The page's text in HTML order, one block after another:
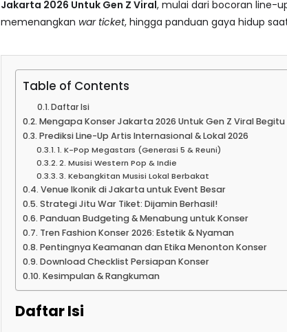
Jakarta 2026 Untuk Gen Z Viral, mulai dari bocoran line-
memenangkan war ticket, hingga panduan gaya hidup
Table of Contents
Daftar Isi
Mengapa Konser Jakarta 2026 Untuk Gen Z Viral
Prediksi Line-Up Artis Internasional & Lokal 2026
1. K-Pop Megastars (Generasi 5 & Reuni)
2. Musisi Western Pop & Indie
3. Kebangkitan Musisi Lokal Berbakat
Venue Ikonik di Jakarta untuk Event Besar
Strategi Jitu War Tiket: Dijamin Berhasil!
Panduan Budgeting & Menabung untuk Konser
Tren Fashion Konser 2026: Estetik & Nyaman
Pentingnya Keamanan dan Etika Menonton Konser
Download Checklist Persiapan Konser
Kesimpulan & Rangkuman
Daftar Isi